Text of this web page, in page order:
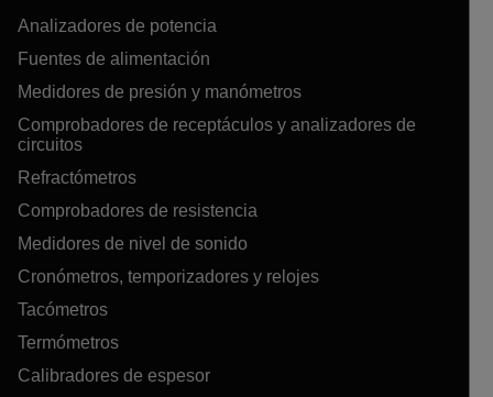
Analizadores de potencia
Fuentes de alimentación
Medidores de presión y manómetros
Comprobadores de receptáculos y analizadores de
circuitos
Refractómetros
Comprobadores de resistencia
Medidores de nivel de sonido
Cronómetros, temporizadores y relojes
Tacómetros
Termómetros
Calibradores de espesor